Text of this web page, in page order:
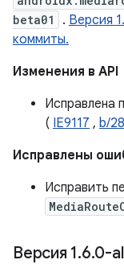
beta01
. Версия
коммиты.
Изменения в API
Исправлена
( IE9117 , b/
Исправлены
Исправить
Версия 1.6.0-